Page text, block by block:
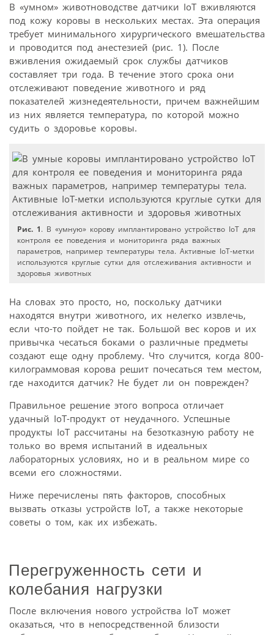
В «умном» животноводстве датчики IoT вживляются
под кожу коровы в нескольких местах. Эта операция
требует минимального хирургического вмешательства
и проводится под анестезией (рис. 1). После
вживления ожидаемый срок службы датчиков
составляет три года. В течение этого срока они
отслеживают поведение животного и ряд
показателей жизне­деятельности, причем важнейшим
из них является температура, по которой можно
судить о здоровье коровы.
Рис. 1. В «умную» корову имплантировано устройство IoT для
контроля ее поведения и мониторинга ряда важных
параметров, например температуры тела. Активные IoT-метки
используются круглые сутки для отслеживания активности и
здоровья животных
На словах это просто, но, поскольку датчики
находятся внутри животного, их нелегко извлечь,
если что-то пойдет не так. Большой вес коров и их
привычка чесаться боками о различные предметы
создают еще одну проблему. Что случится, когда 800-
килограммовая корова решит почесаться тем местом,
где находится датчик? Не будет ли он поврежден?
Правильное решение этого вопроса отличает
удачный IoT-продукт от неудачного. Успешные
продукты IoT рассчитаны на безотказную работу не
только во время испытаний в идеальных
лабораторных условиях, но и в реальном мире со
всеми его сложностями.
Ниже перечислены пять факторов, способных
вызвать отказы устройств IoT, а также некоторые
советы о том, как их избежать.
Перегруженность сети и
колебания нагрузки
После включения нового устройства IoT может
оказаться, что в непосредственной близости